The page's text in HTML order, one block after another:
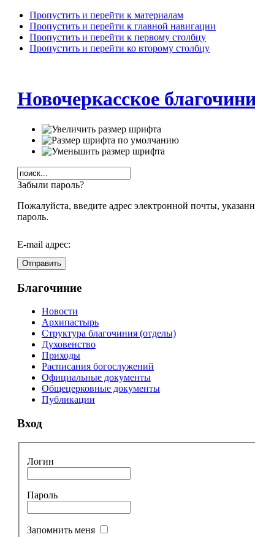
Пропустить и перейти к материалам
Пропустить и перейти к главной навигации
Пропустить и перейти к первому столбцу
Пропустить и перейти ко второму столбцу
Новочеркасское
Забыли пароль?
Пожалуйста, введите адрес электронной почты,
пароль.
E-mail адрес:
Отправить
Благочиние
Новости
Архипастырь
Структура благочиния (отделы)
Духовенство
Приходы
Расписания богослужений
Официальные документы
Общецерковные документы
Публикации
Вход
Логин
Пароль
Запомнить меня